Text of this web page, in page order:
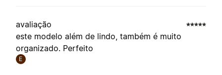
avaliação
este modelo além de lindo, também é muito
organizado. Perfeito
E